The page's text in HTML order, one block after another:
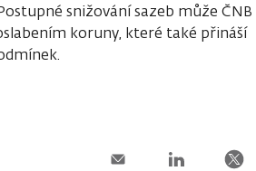
snižování sazeb může ČNB
koruny, které také přináší